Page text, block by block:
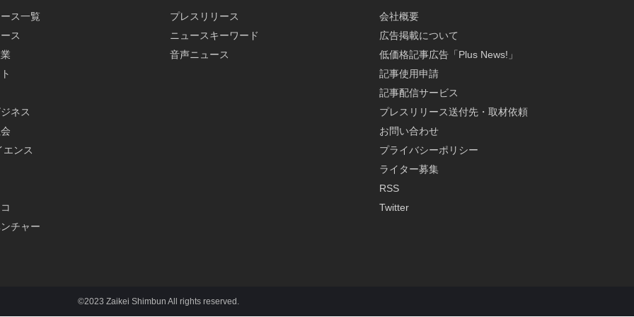
ス一覧
ス
ネス
エンス
チャー
プレスリリース
ニュースキーワード
音声ニュース
会社概要
広告掲載について
低価格記事広告「Plus News!」
記事使用申請
記事配信サービス
プレスリリース送付先・取材依頼
お問い合わせ
プライバシーポリシー
ライター募集
RSS
Twitter
©2023 Zaikei Shimbun All rights reserved.